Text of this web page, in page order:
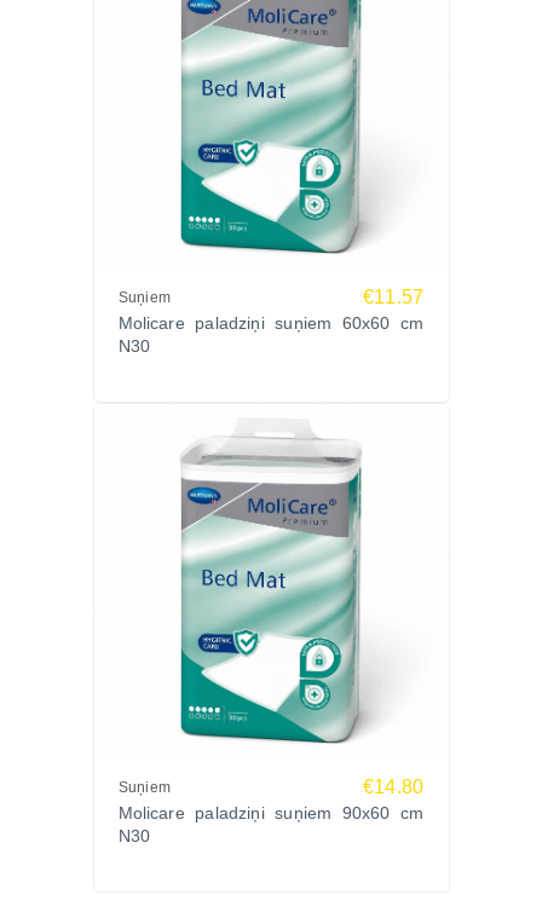
Iepakojumā: 30 gabali
Materiāls: celulozes pūkas + superabsorbenta
Ātra mitruma uzsūkšanās, neitralizē smakas
Droša aizsardzība gan mājās, gan ceļojumos
Ražotājs: Hartmann, Vācija
Kucēnu apmācībai – tīrības ieradumu veidošanai.
higiēnai.
Ceļojumiem un transportēšanai – drošībai un tīrībai
“Ļoti labi uzsūc, māja vienmēr sausa.”
“Palīdz kucēnam iemācīties kārtību bez stresa.”
“Kvalitāte atbilst vācu standartiem – super!”
Pasūti Zoopasaule.lv
Izvēlies Molicare vienreizējos paladziņus suņiem
40x60cm N30 un nodrošini savam mājdzīvniekam
higiēnu, bet savai mājai – aizsardzību. Pasūti jau
tagad Zoopasaule.lv ar ātru piegādi visā Latvijā!
Suņiem €11.57
Molicare paladziņi suņiem 60x60 cm
N30
Suņiem €14.80
Molicare paladziņi suņiem 90x60 cm
N30